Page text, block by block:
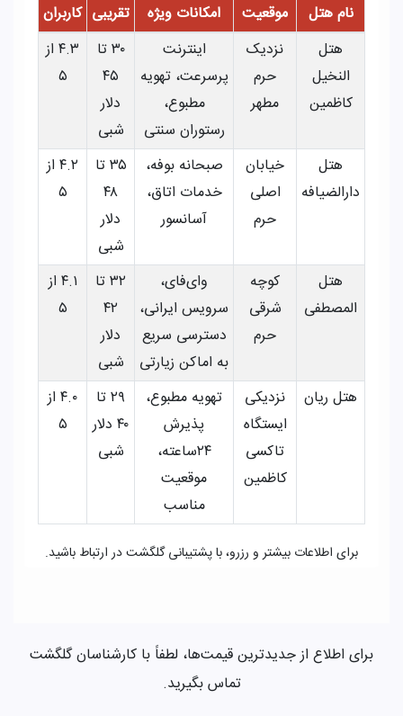
نام هتل موقعیت امکانات ویژه
تقریبی کاربران
هتل
النخیل
کاظمین
نزدیک
حرم
مطهر
اینترنت
پرسرعت، تهویه
مطبوع،
رستوران سنتی
۳۰ تا
۴۵
دلار
شبی
۴.۳ از
۵
هتل
دارالضیافه
خیابان
اصلی
حرم
صبحانه بوفه،
خدمات اتاق،
آسانسور
۳۵ تا
۴۸
دلار
شبی
۴.۲ از
۵
هتل
المصطفی
کوچه
شرقی
حرم
وای‌فای،
سرویس ایرانی،
دسترسی سریع
به اماکن زیارتی
۳۲ تا
۴۲
دلار
شبی
۴.۱ از
۵
هتل ریان
نزدیکی
ایستگاه
تاکسی
کاظمین
تهویه مطبوع،
پذیرش
۲۴ساعته،
موقعیت
مناسب
۲۹ تا
۴۰ دلار
شبی
۴.۰ از
۵
برای اطلاعات بیشتر و رزرو، با پشتیبانی گلگشت در ارتباط باشید.
برای اطلاع از جدیدترین قیمت‌ها، لطفاً با کارشناسان گلگشت
تماس بگیرید.